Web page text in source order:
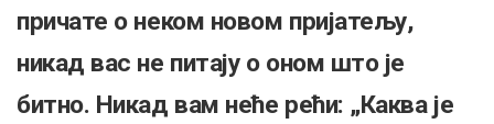
причате о неком новом пријатељу,
никад вас не питају о оном што је
битно. Никад вам неће рећи: „Каква је